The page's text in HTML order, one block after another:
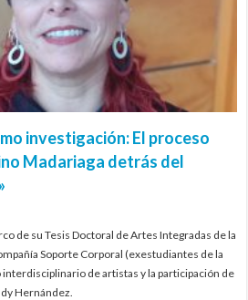
investigación: El proceso
Madariaga detrás del
de su Tesis Doctoral de Artes Integradas de la
Soporte Corporal (exestudiantes de la
interdisciplinario de artistas y la participación de
Hernández.